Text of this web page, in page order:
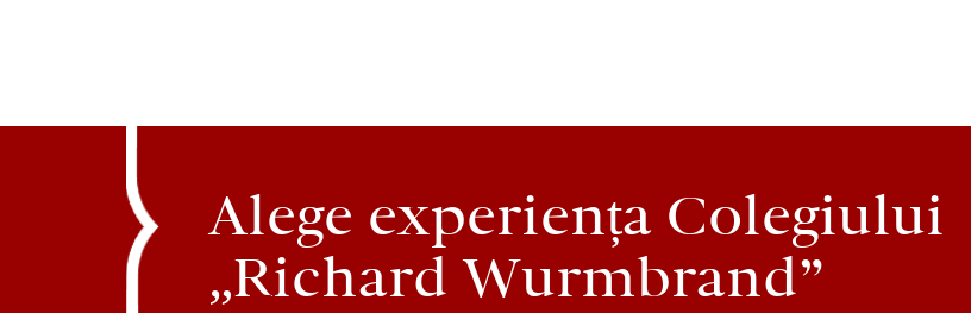
Alege experiența Colegiului
„Richard Wurmbrand”